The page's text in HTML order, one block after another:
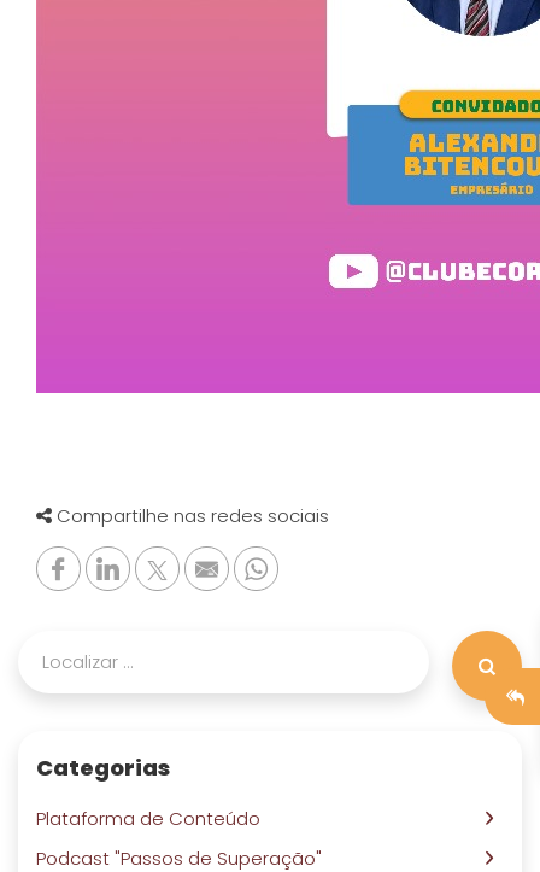
Compartilhe nas redes sociais
Categorias
Plataforma de Conteúdo
Podcast "Passos de Superação"